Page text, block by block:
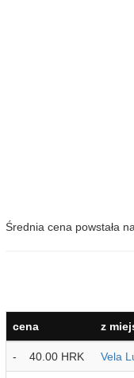
Średnia cena powstała
cena z
- 40.00 HRK Vela